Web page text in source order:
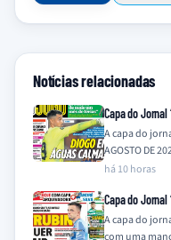
Notícias relacionadas
Capa do Jornal
A capa do
AGOSTO DE
notícias que
há 10 horas
Capa do Jornal
A capa do
com uma